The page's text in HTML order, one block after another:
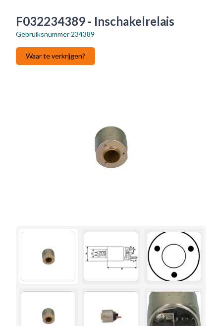
F032234389 - Inschakelrelais
Gebruiksnummer 234389
Waar te verkrijgen?